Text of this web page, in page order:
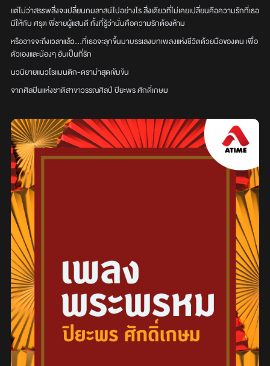
แต่ไม่ว่าสรรพสิ่งจะเปลี่ยนกมลาสน์ไปอย่างไร สิ่งเดียวที่ไม่เคยเปลี่ยนคือความรักที่เธอ
มีให้กับ ศรุต พี่ชายผู้แสนดี ทั้งที่รู้ว่านั่นคือความรักต้องห้าม
หรืออาจจะถึงเวลาแล้ว...ที่เธอจะลุกขึ้นมาบรรเลงบทเพลงแห่งชีวิตด้วยมือของตน เพื่อ
ตัวเองและน้องๆ อันเป็นที่รัก
นวนิยายแนวโรแมนติก-ดราม่าสุดเข้มข้น
จากศิลปินแห่งชาติสาขาวรรณศิลป์ ปิยะพร ศักดิ์เกษม